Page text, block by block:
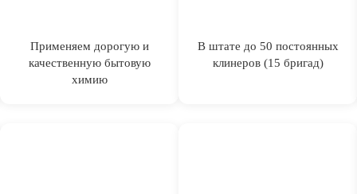
Применяем дорогую и
качественную бытовую
химию
В штате до 50 постоянных
клинеров (15 бригад)